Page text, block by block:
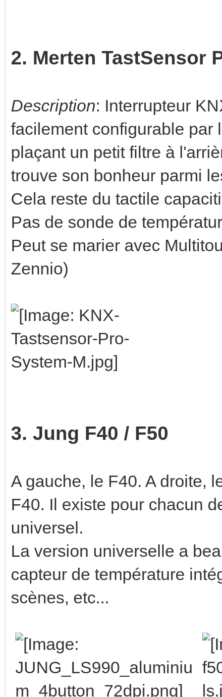
2. Merten TastSensor
Description: Interrupteur
facilement configurable par
plaçant un petit filtre à
trouve son bonheur parmi
Cela reste du tactile
Pas de sonde de
Peut se marier avec
Zennio)
3. Jung F40 / F50
A gauche, le F40. A droite,
F40. Il existe pour chacun
universel.
La version universelle a
capteur de température
scènes, etc...